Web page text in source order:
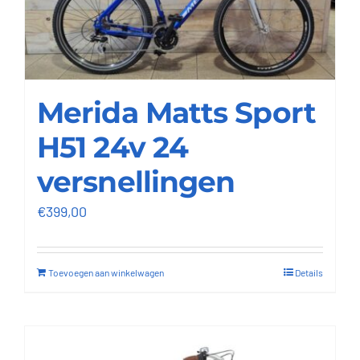
Merida Matts Sport
H51 24v 24
versnellingen
€399,00
Toevoegen aan winkelwagen Details